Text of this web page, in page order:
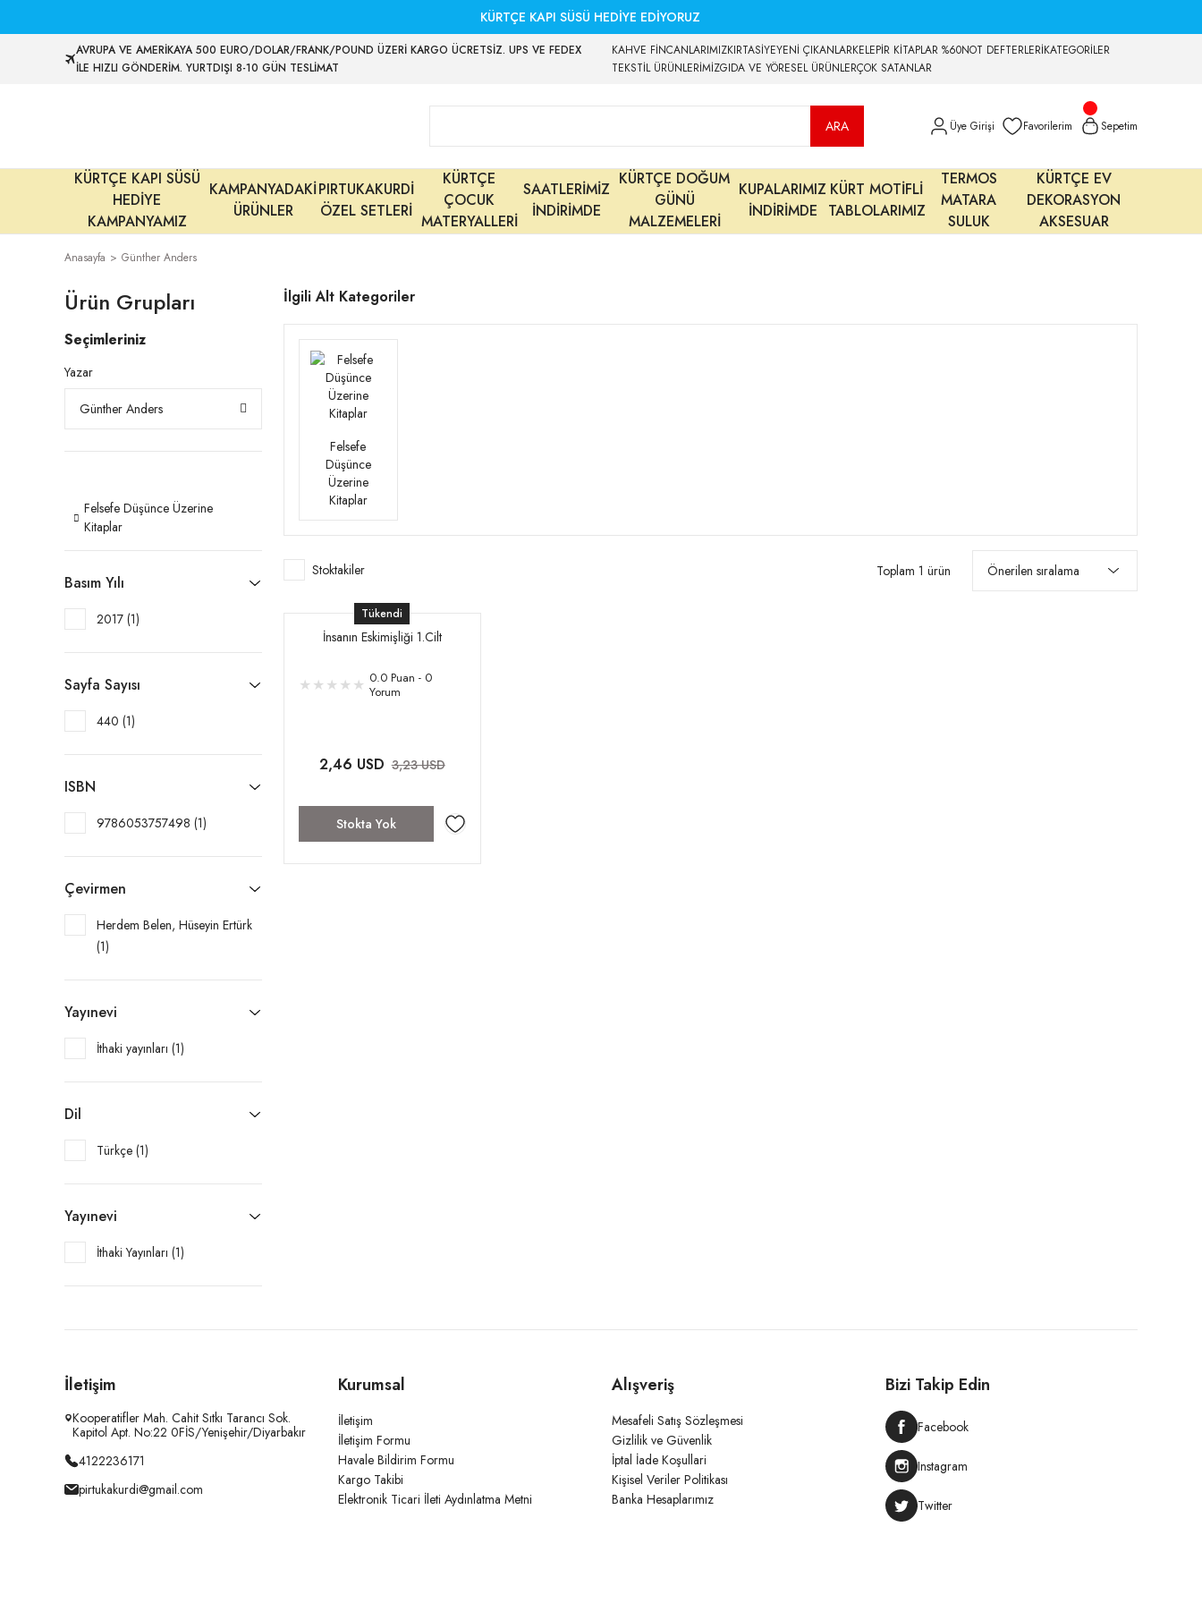
KÜRTÇE KAPI SÜSÜ HEDİYE EDİYORUZ
AVRUPA VE AMERİKAYA 500 EURO/DOLAR/FRANK/POUND ÜZERİ KARGO ÜCRETSİZ. UPS VE FEDEX
İLE HIZLI GÖNDERİM. YURTDIŞI 8-10 GÜN TESLİMAT
KAHVE FİNCANLARIMIZKIRTASİYEYENİ ÇIKANLARKELEPİR KİTAPLAR %60NOT DEFTERLERİKATEGORİLER
TEKSTİL ÜRÜNLERİMİZGIDA VE YÖRESEL ÜRÜNLERÇOK SATANLAR
ARA Üye Girişi Favorilerim Sepetim
KÜRTÇE KAPI SÜSÜ
HEDİYE
KAMPANYAMIZ
KAMPANYADAKİ
ÜRÜNLER
PIRTUKAKURDİ
ÖZEL SETLERİ
KÜRTÇE
ÇOCUK
MATERYALLERİ
SAATLERİMİZ
İNDİRİMDE
KÜRTÇE DOĞUM
GÜNÜ
MALZEMELERİ
KUPALARIMIZ
İNDİRİMDE
KÜRT MOTİFLİ
TABLOLARIMIZ
TERMOS
MATARA
SULUK
KÜRTÇE EV
DEKORASYON
AKSESUAR
Anasayfa Günther Anders
Ürün Grupları
Seçimleriniz
Yazar
Günther Anders
Felsefe Düşünce Üzerine
Kitaplar
Basım Yılı
2017 (1)
Sayfa Sayısı
440 (1)
ISBN
9786053757498 (1)
Çevirmen
Herdem Belen, Hüseyin Ertürk
(1)
Yayınevi
İthaki yayınları (1)
Dil
Türkçe (1)
Yayınevi
İthaki Yayınları (1)
İlgili Alt Kategoriler
Felsefe
Düşünce
Üzerine
Kitaplar
Stoktakiler Toplam 1 ürün
Tükendi
İnsanın Eskimişliği 1.Cilt
0.0 Puan - 0
Yorum
2,46 USD 3,23 USD
Stokta Yok
İletişim
Kooperatifler Mah. Cahit Sıtkı Tarancı Sok.
Kapitol Apt. No:22 0FİS/Yenişehir/Diyarbakır
4122236171
pirtukakurdi@gmail.com
Kurumsal
İletişim
İletişim Formu
Havale Bildirim Formu
Kargo Takibi
Elektronik Ticari İleti Aydınlatma Metni
Alışveriş
Mesafeli Satış Sözleşmesi
Gizlilik ve Güvenlik
İptal İade Koşullari
Kişisel Veriler Politikası
Banka Hesaplarımız
Bizi Takip Edin
Facebook
Instagram
Twitter